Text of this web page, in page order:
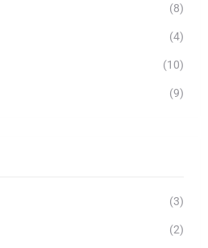
(8)
(4)
(10)
(9)
(3)
(2)